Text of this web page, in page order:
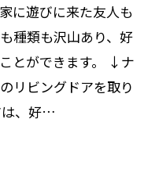
に遊びに来た友人も
種類も沢山あり、好
とができます。 ↓ナ
リビングドアを取り
は、好…